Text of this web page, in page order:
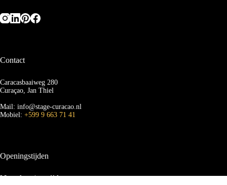
Contact
Caracasbaaiweg 280
Curaçao, Jan Thiel
Mail: info@stage-curacao.nl
Mobiel: +599 9 663 71 41
Openingstijden
Maandag t/m vrijdag